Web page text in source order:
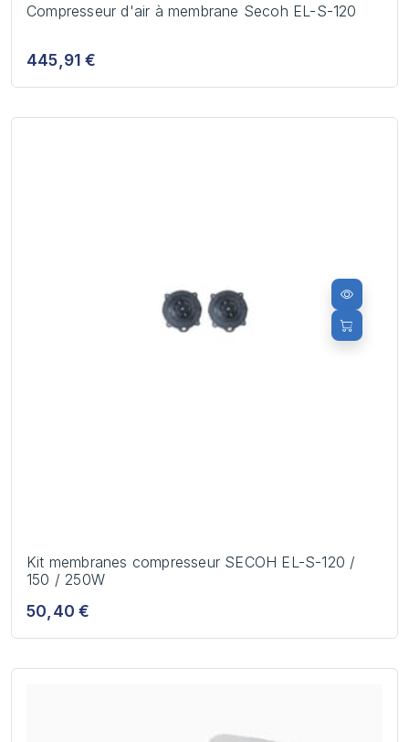
Compresseur d'air à membrane Secoh EL-S-120
445,91 €
Kit membranes compresseur SECOH EL-S-120 /
150 / 250W
50,40 €